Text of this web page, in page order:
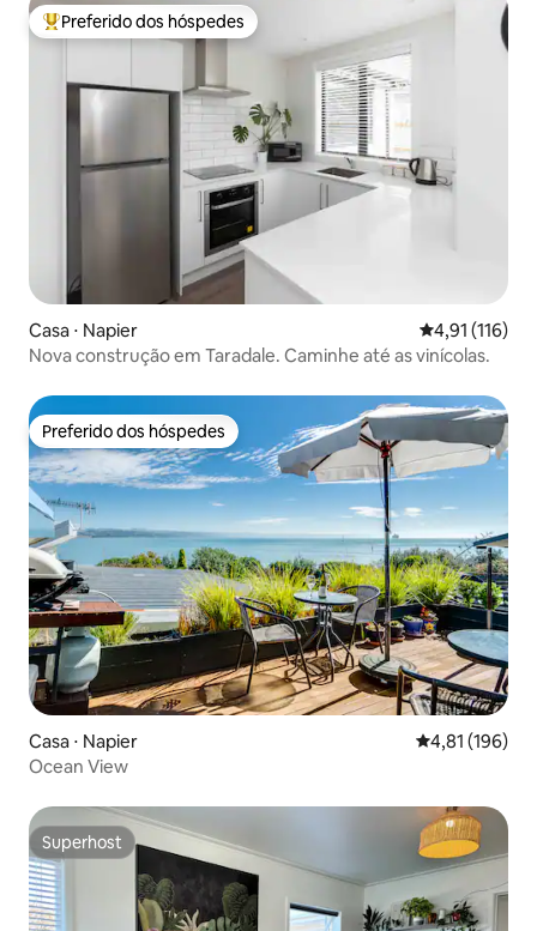
Entre os melhores preferidos dos hóspedes
Preferido dos hóspedes
Casa ⋅ Napier 4,91 de uma
4,91 (116)
Nova construção em Taradale. Caminhe até as vinícolas.
Preferido dos hóspedes
Preferido dos hóspedes
Casa ⋅ Napier 4,81 de uma
4,81 (196)
Ocean View
Superhost
Superhost